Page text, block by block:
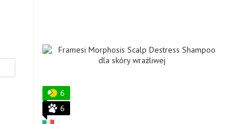
6
6